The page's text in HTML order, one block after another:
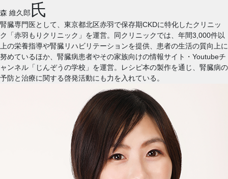
森 維久郎 氏
腎臓専門医として、東京都北区赤羽で保存期CKDに特化したクリニッ
ク「赤羽もりクリニック」を運営。同クリニックでは、年間3,000件以
上の栄養指導や腎臓リハビリテーションを提供、患者の生活の質向上に
努めているほか、腎臓病患者やその家族向けの情報サイト・Youtubeチ
ャンネル「じんぞうの学校」を運営。レシピ本の製作を通じ、腎臓病の
予防と治療に関する啓発活動にも力を入れている。